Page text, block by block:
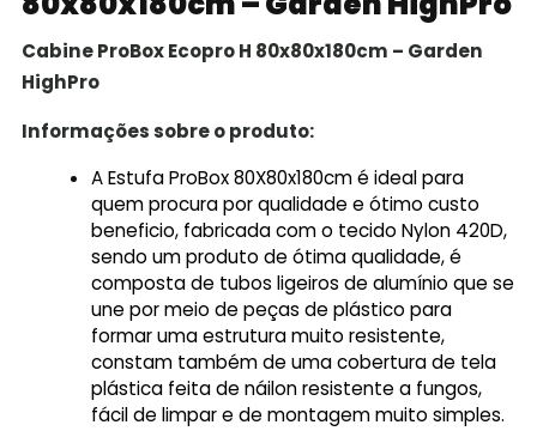
Cabine ProBox Ecopro H 80x80x180cm – Garden
HighPro
Informações sobre o produto:
A Estufa ProBox 80X80x180cm é ideal para
quem procura por qualidade e ótimo custo
beneficio, fabricada com o tecido Nylon 420D,
sendo um produto de ótima qualidade,é
composta de tubos ligeiros de alumínio que se
une por meio de peças de plástico para
formar uma estrutura muito resistente,
constam também de uma cobertura de tela
plástica feita de náilon resistente a fungos,
fácil de limpar e de montagem muito simples.